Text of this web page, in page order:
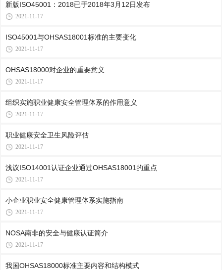
新版ISO45001：2018已于2018年3月12日发布
2021-11-17
ISO45001与OHSAS18001标准的主要变化
2021-11-17
OHSAS18000对企业的重要意义
2021-11-17
组织实施职业健康安全管理体系的作用意义
2021-11-17
职业健康安全卫生风险评估
2021-11-17
浅议ISO14001认证企业通过OHSAS18001的重点
2021-11-17
小企业职业安全健康管理体系实施指南
2021-11-17
NOSA南非的安全与健康认证简介
2021-11-17
我国OHSAS18000标准主要内容和结构模式